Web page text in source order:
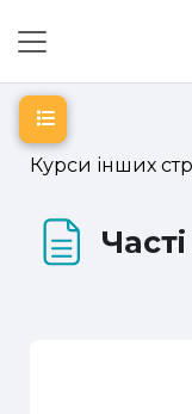
Курси інших
Відкритий